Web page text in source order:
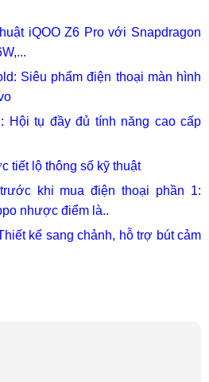
iQOO Z6 Pro với Snapdragon
Siêu phẩm điện thoại màn hình
Hội tụ đầy đủ tính năng cao cấp
tiết lộ thông số kỹ thuật
khi mua điện thoại phần 1:
nhược điểm là..
kế sang chảnh, hỗ trợ bút cảm